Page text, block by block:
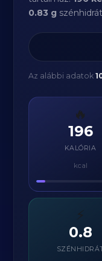
0.83 g
Az alábbi adatok
🔥
196
KALÓRIA
kcal
⚡
0.8